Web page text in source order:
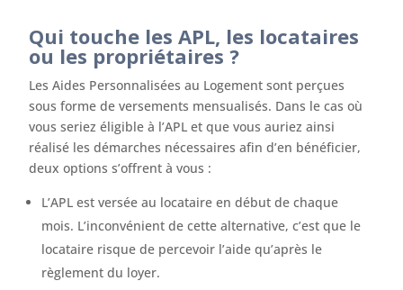
Qui touche les APL, les locataires
ou les propriétaires ?
Les Aides Personnalisées au Logement sont perçues
sous forme de versements mensualisés. Dans le cas où
vous seriez éligible à l’APL et que vous auriez ainsi
réalisé les démarches nécessaires afin d’en bénéficier,
deux options s’offrent à vous :
L’APL est versée au locataire en début de chaque
mois. L’inconvénient de cette alternative, c’est que le
locataire risque de percevoir l’aide qu’après le
règlement du loyer.